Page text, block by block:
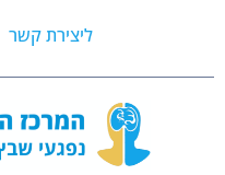
ליצירת קשר